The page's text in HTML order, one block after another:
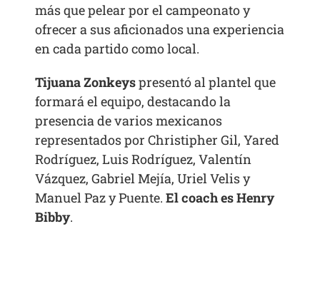
más que pelear por el campeonato y
ofrecer a sus aficionados una experiencia
en cada partido como local.
Tijuana Zonkeyspresentó al plantel que
formará el equipo, destacando la
presencia de varios mexicanos
representados por Christipher Gil, Yared
Rodríguez, Luis Rodríguez, Valentín
Vázquez, Gabriel Mejía, Uriel Velis y
Manuel Paz y Puente.El coach es Henry
Bibby.